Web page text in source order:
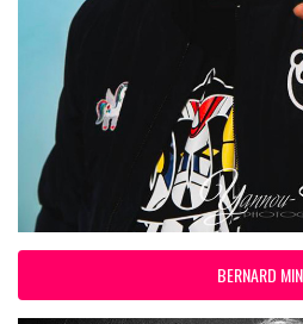
BERNARD